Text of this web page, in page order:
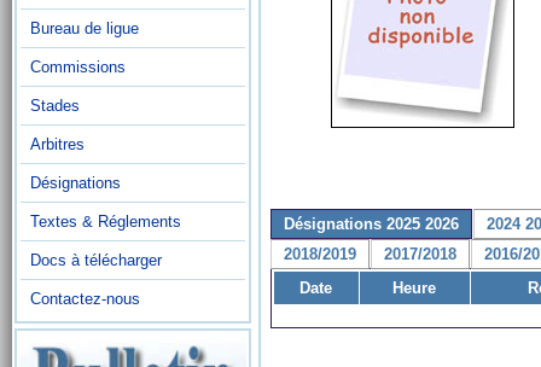
Bureau de ligue
Commissions
Stades
Arbitres
Désignations
Textes & Réglements
Docs à télécharger
Contactez-nous
Désignations 2025 2026
2024
2018/2019
2017/2018
2016/
Date
Heure